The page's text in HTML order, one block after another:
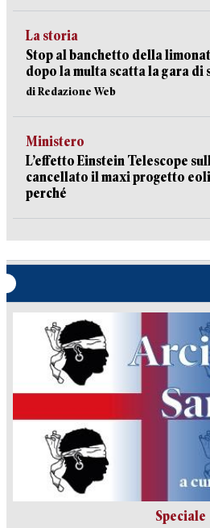
La storia
Stop al banchetto della
dopo la multa scatta la gara
di Redazione Web
Ministero
L’effetto Einstein Telescope
cancellato il maxi progetto
perché
Speciale